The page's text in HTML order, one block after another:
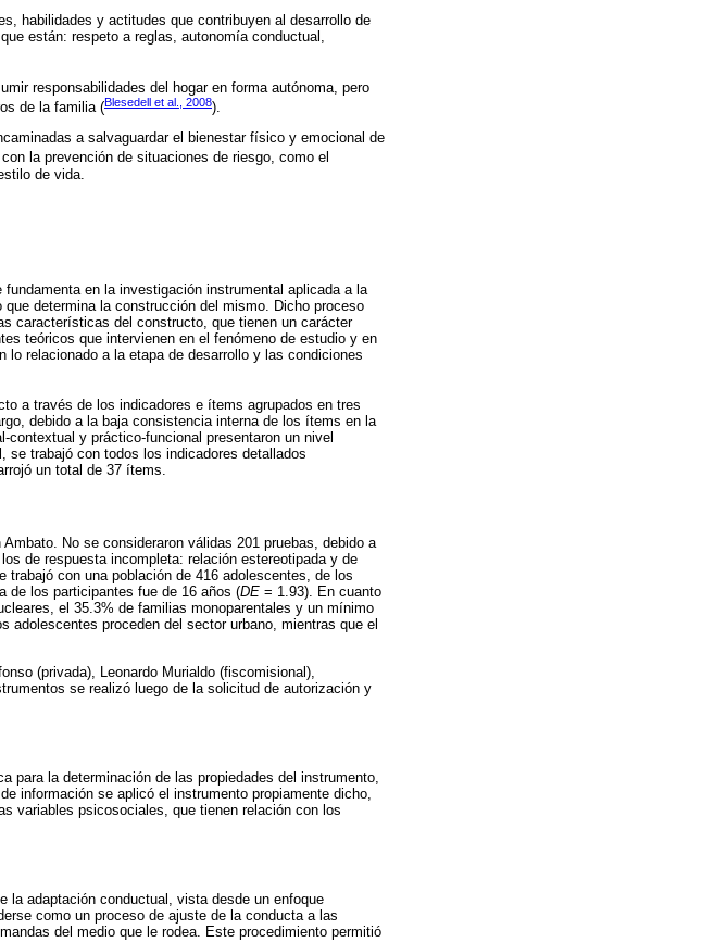
habilidades y actitudes que contribuyen al desarrollo de
están: respeto a reglas, autonomía conductual,
responsabilidades del hogar en forma autónoma, pero
de la familia (Blesedell et al., 2008).
a salvaguardar el bienestar físico y emocional de
con la prevención de situaciones de riesgo, como el
de vida.
fundamenta en la investigación instrumental aplicada a la
determina la construcción del mismo. Dicho proceso
características del constructo, que tienen un carácter
teóricos que intervienen en el fenómeno de estudio y en
relacionado a la etapa de desarrollo y las condiciones
a través de los indicadores e ítems agrupados en tres
debido a la baja consistencia interna de los ítems en la
y práctico-funcional presentaron un nivel
se trabajó con todos los indicadores detallados
un total de 37 ítems.
No se consideraron válidas 201 pruebas, debido a
de respuesta incompleta: relación estereotipada y de
con una población de 416 adolescentes, de los
de los participantes fue de 16 años (DE = 1.93). En cuanto
el 35.3% de familias monoparentales y un mínimo
proceden del sector urbano, mientras que el
(privada), Leonardo Murialdo (fiscomisional),
se realizó luego de la solicitud de autorización y
para la determinación de las propiedades del instrumento,
información se aplicó el instrumento propiamente dicho,
variables psicosociales, que tienen relación con los
la adaptación conductual, vista desde un enfoque
como un proceso de ajuste de la conducta a las
del medio que le rodea. Este procedimiento permitió